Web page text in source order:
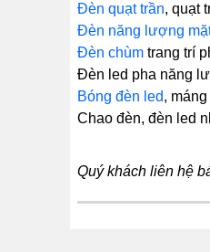
Đèn quạt trần, quạt
Đèn năng lượng
Đèn chùmtrang trí
Đèn led pha năng
Bóng đèn led,
Chao đèn, đèn led
Quý khách liên hệ